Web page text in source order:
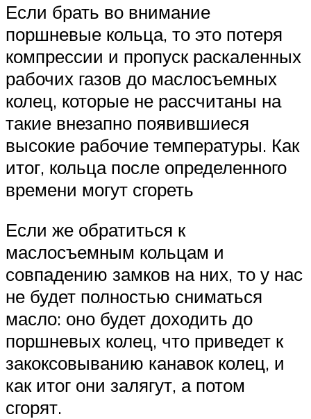
Если брать во внимание
поршневые кольца, то это потеря
компрессии и пропуск раскаленных
рабочих газов до маслосъемных
колец, которые не рассчитаны на
такие внезапно появившиеся
высокие рабочие температуры. Как
итог, кольца после определенного
времени могут сгореть
Если же обратиться к
маслосъемным кольцам и
совпадению замков на них, то у нас
не будет полностью сниматься
масло: оно будет доходить до
поршневых колец, что приведет к
закоксовыванию канавок колец, и
как итог они залягут, а потом
сгорят.